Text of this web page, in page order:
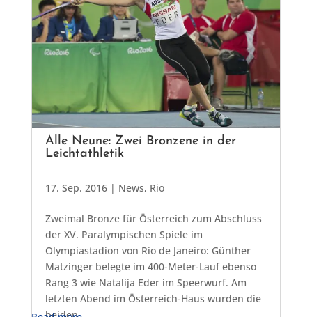
Alle Neune: Zwei Bronzene in der
Leichtathletik
17. Sep. 2016| News, Rio
Zweimal Bronze für Österreich zum Abschluss
der XV. Paralympischen Spiele im
Olympiastadion von Rio de Janeiro: Günther
Matzinger belegte im 400-Meter-Lauf ebenso
Rang 3 wie Natalija Eder im Speerwurf. Am
letzten Abend im Österreich-Haus wurden die